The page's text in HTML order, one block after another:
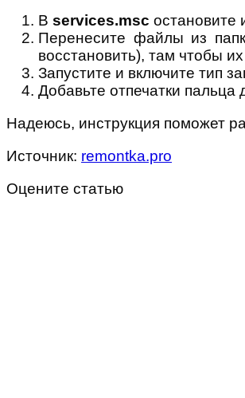
В services.msc остановите
Перенесите файлы из
восстановить), там чтобы
Запустите и включите тип
Добавьте отпечатки
Надеюсь, инструкция поможет
Источник: remontka.pro
Оцените статью